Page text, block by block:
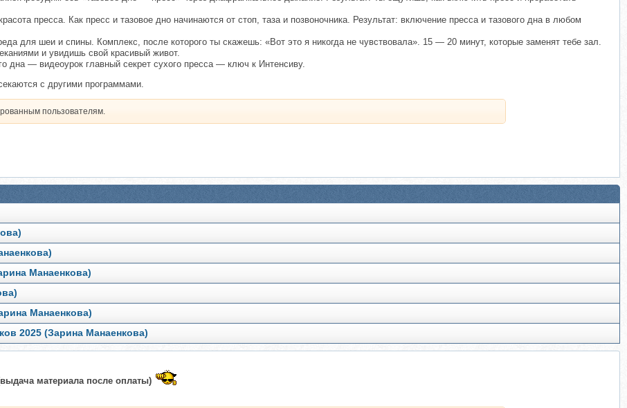
пресса. Как пресс и тазовое дно начинаются от стоп, таза и позвоночника. Результат: включение пресса и тазового дна в любом
для шеи и спины. Комплекс, после которого ты скажешь: «Вот это я никогда не чувствовала». 15 — 20 минут, которые заменят тебе зал.
и увидишь свой красивый живот.
дна — видеоурок главный секрет сухого пресса — ключ к Интенсиву.
с другими программами.
пользователям.
Манаенкова)
Манаенкова)
2025 (Зарина Манаенкова)
материала после оплаты)